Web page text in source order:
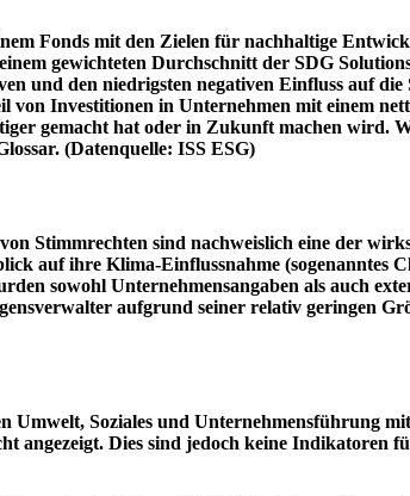
Fonds mit den Zielen für nachhaltige
gewichteten Durchschnitt der SDG
und den niedrigsten negativen Einfluss auf
Investitionen in Unternehmen mit einem
gemacht hat oder in Zukunft machen wird.
(Datenquelle: ISS ESG)
Stimmrechten sind nachweislich eine der
auf ihre Klima-Einflussnahme (sogenanntes
sowohl Unternehmensangaben als auch
aufgrund seiner relativ geringen
Soziales und Unternehmensführung
angezeigt. Dies sind jedoch keine Indikatoren